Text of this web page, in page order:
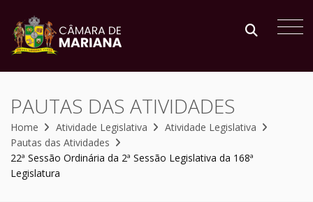
PAUTAS DAS ATIVIDADES
Home Atividade Legislativa
Atividade Legislativa
Pautas das Atividades
22ª Sessão Ordinária da 2ª Sessão Legislativa da 168ª
Legislatura